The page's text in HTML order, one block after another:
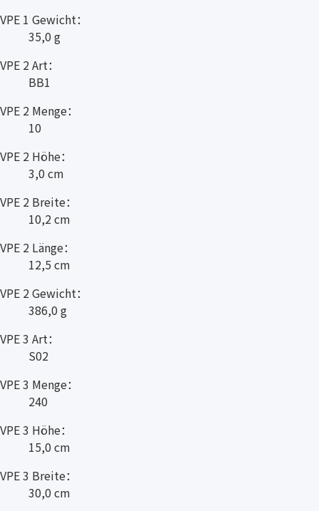
VPE 1 Gewicht：
35,0 g
VPE 2 Art：
BB1
VPE 2 Menge：
10
VPE 2 Höhe：
3,0 cm
VPE 2 Breite：
10,2 cm
VPE 2 Länge：
12,5 cm
VPE 2 Gewicht：
386,0 g
VPE 3 Art：
S02
VPE 3 Menge：
240
VPE 3 Höhe：
15,0 cm
VPE 3 Breite：
30,0 cm